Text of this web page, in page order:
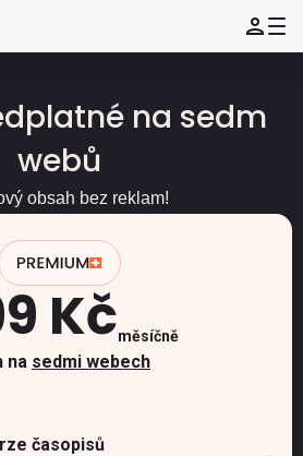
na sedm
webů
obsah bez reklam!
Kčměsíčně
na sedmi webech
časopisů